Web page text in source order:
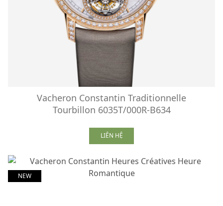
Vacheron Constantin Traditionnelle
Tourbillon 6035T/000R-B634
LIÊN HỆ
NEW